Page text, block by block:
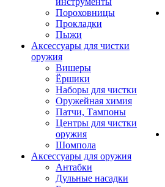
Пороховницы
Прокладки
Пыжи
Аксессуары для чистки
оружия
Вишеры
Ёршики
Наборы для чистки
Оружейная химия
Патчи, Тампоны
Центры для чистки
оружия
Шомпола
Аксессуары для оружия
Антабки
Дульные насадки